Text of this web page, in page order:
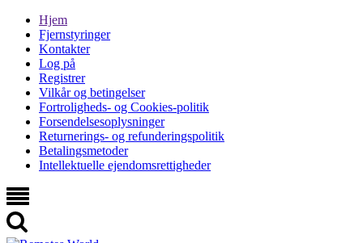
Hjem
Fjernstyringer
Kontakter
Log på
Registrer
Vilkår og betingelser
Fortroligheds- og Cookies-politik
Forsendelsesoplysninger
Returnerings- og refunderingspolitik
Betalingsmetoder
Intellektuelle ejendomsrettigheder